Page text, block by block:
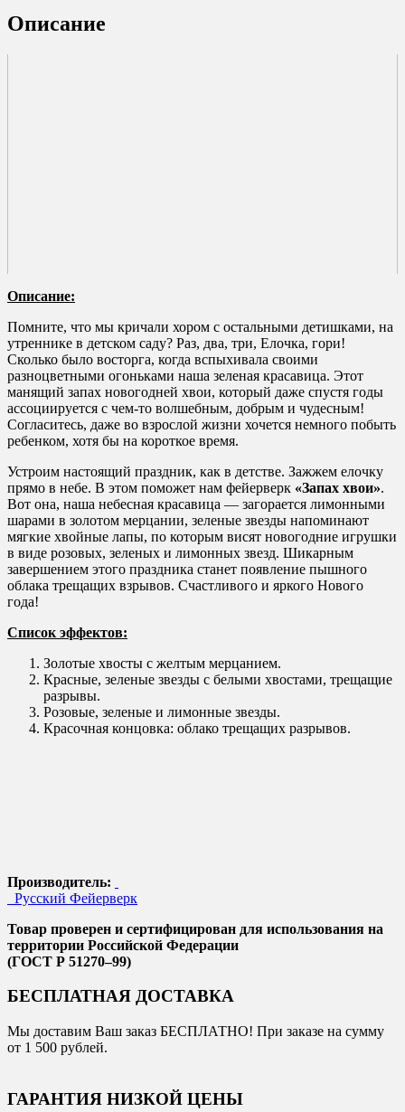
Описание
Описание:
Помните, что мы кричали хором с остальными детишками, на
утреннике в детском саду? Раз, два, три, Елочка, гори!
Сколько было восторга, когда вспыхивала своими
разноцветными огоньками наша зеленая красавица. Этот
манящий запах новогодней хвои, который даже спустя годы
ассоциируется с чем-то волшебным, добрым и чудесным!
Согласитесь, даже во взрослой жизни хочется немного побыть
ребенком, хотя бы на короткое время.
Устроим настоящий праздник, как в детстве. Зажжем елочку
прямо в небе. В этом поможет нам фейерверк «Запах хвои».
Вот она, наша небесная красавица — загорается лимонными
шарами в золотом мерцании, зеленые звезды напоминают
мягкие хвойные лапы, по которым висят новогодние игрушки
в виде розовых, зеленых и лимонных звезд. Шикарным
завершением этого праздника станет появление пышного
облака трещащих взрывов. Счастливого и яркого Нового
года!
Список эффектов:
Золотые хвосты с желтым мерцанием.
Красные, зеленые звезды с белыми хвостами, трещащие
разрывы.
Розовые, зеленые и лимонные звезды.
Красочная концовка: облако трещащих разрывов.
Производитель:
Русский Фейерверк
Товар проверен и сертифицирован для использования на
территории Российской Федерации
(ГОСТ Р 51270–99)
БЕСПЛАТНАЯ ДОСТАВКА
Мы доставим Ваш заказ БЕСПЛАТНО! При заказе на сумму
от 1 500 рублей.
ГАРАНТИЯ НИЗКОЙ ЦЕНЫ